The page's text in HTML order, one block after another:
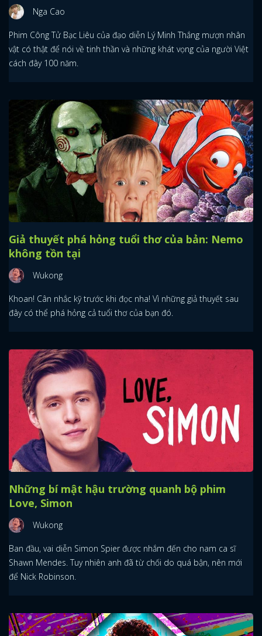
Nga Cao
Phim Công Tử Bạc Liêu của đạo diễn Lý Minh Thắng mượn nhân
vật có thật để nói về tinh thần và những khát vọng của người Việt
cách đây 100 năm.
Giả thuyết phá hỏng tuổi thơ của bản: Nemo
không tồn tại
Wukong
Khoan! Cân nhắc kỹ trước khi đọc nha! Vì những giả thuyết sau
đây có thể phá hỏng cả tuổi thơ của bạn đó.
Những bí mật hậu trường quanh bộ phim
Love, Simon
Wukong
Ban đầu, vai diễn Simon Spier được nhắm đến cho nam ca sĩ
Shawn Mendes. Tuy nhiên anh đã từ chối do quá bận, nên mới
để Nick Robinson.